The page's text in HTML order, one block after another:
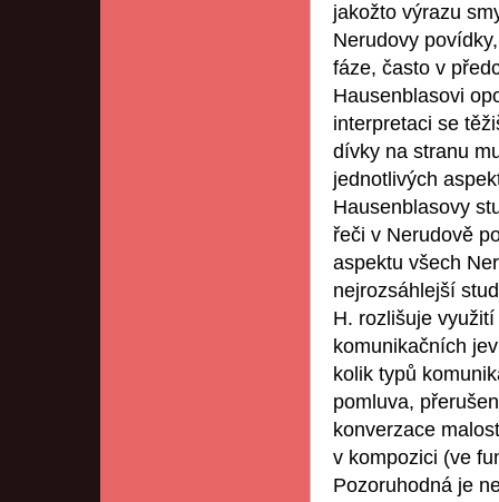
jakožto výrazu
Nerudovy
fáze, často v
Hausenblasovi
interpretaci se
dívky na stranu
jednotlivých
Hausenblasovy
řeči v Nerudově
aspektu všech
nejrozsáhlejší
H. rozlišuje
komunikačních
kolik typů
pomluva,
konverzace
v kompozici (ve
Pozoruhodná je